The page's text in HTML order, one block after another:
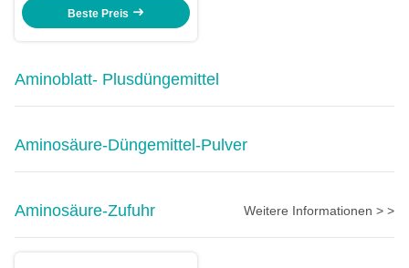
Beste Preis
Aminoblatt- Plusdüngemittel
Aminosäure-Düngemittel-Pulver
Aminosäure-Zufuhr Weitere Informationen > >